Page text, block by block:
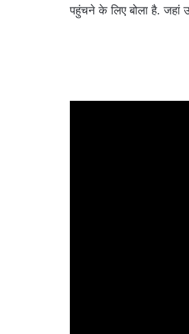
पहुंचने के लिए बोला है. जहां